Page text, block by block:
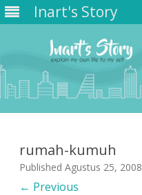
Inart's Story
rumah-kumuh
Published Agustus 25, 2008
← Previous